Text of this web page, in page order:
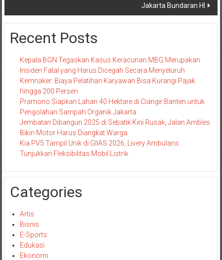
Jakarta Bundaran HI
Recent Posts
Kepala BGN Tegaskan Kasus Keracunan MBG Merupakan
Insiden Fatal yang Harus Dicegah Secara Menyeluruh
Kemnaker: Biaya Pelatihan Karyawan Bisa Kurangi Pajak
hingga 200 Persen
Pramono Siapkan Lahan 40 Hektare di Ciangir Banten untuk
Pengolahan Sampah Organik Jakarta
Jembatan Dibangun 2025 di Sebatik Kini Rusak, Jalan Ambles
Bikin Motor Harus Diangkat Warga
Kia PV5 Tampil Unik di GIIAS 2026, Livery Ambulans
Tunjukkan Fleksibilitas Mobil Listrik
Categories
Artis
Bisnis
E-Sports
Edukasi
Ekonomi